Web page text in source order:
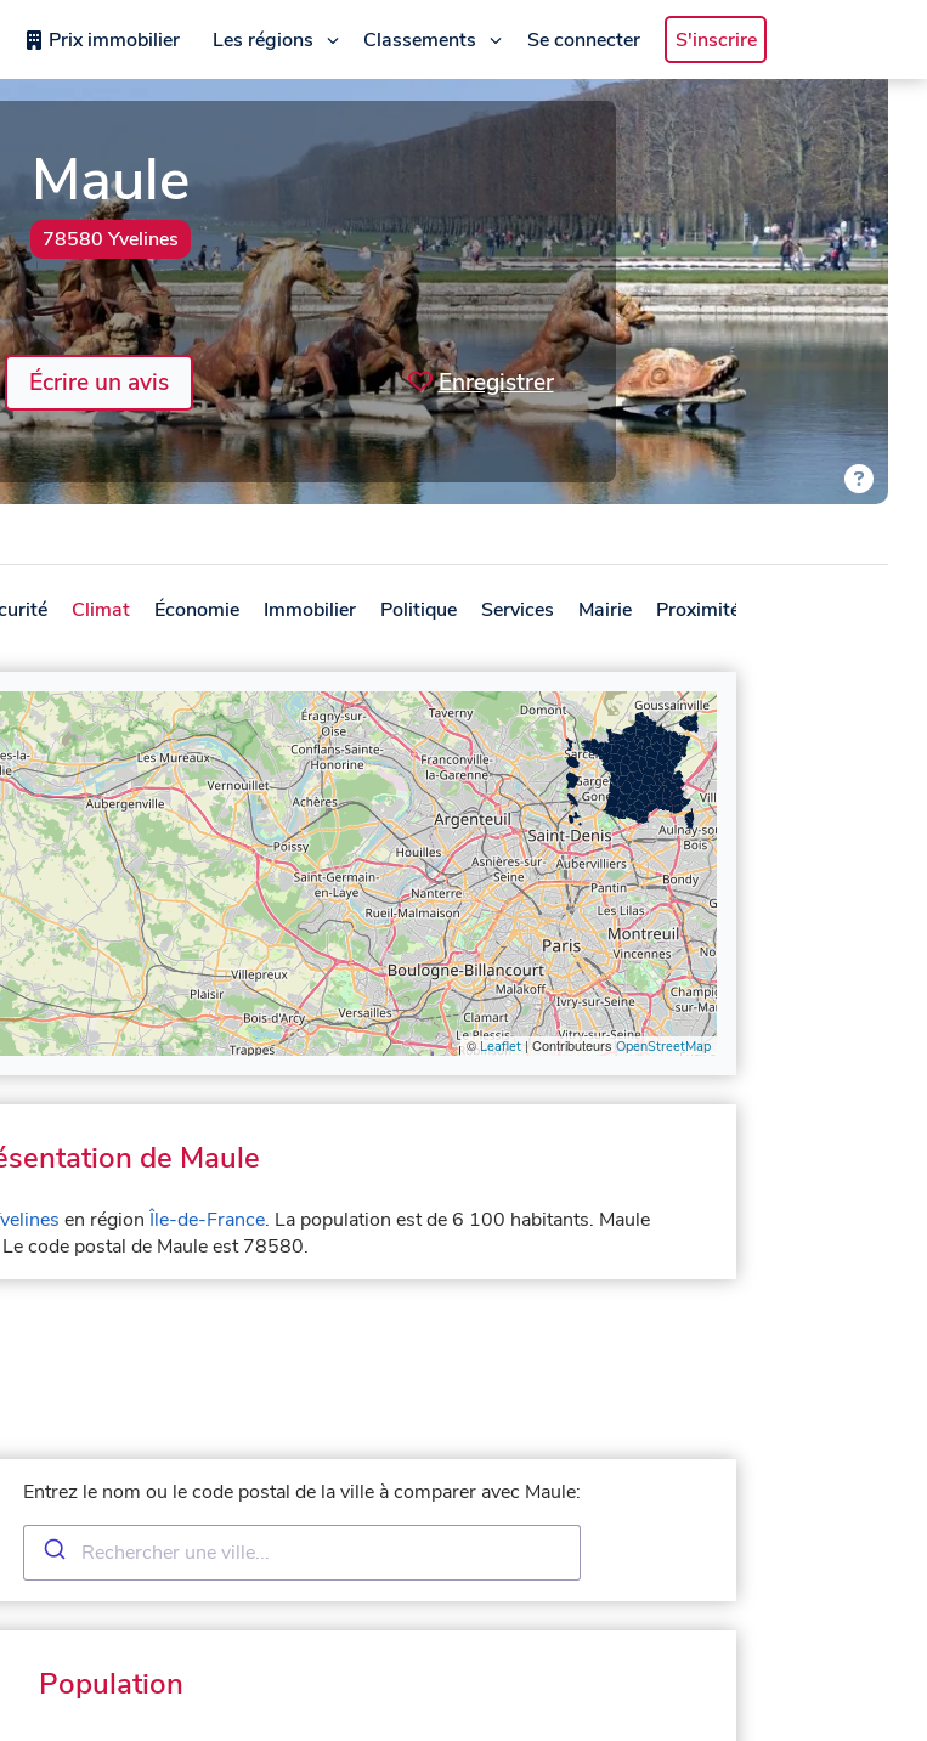
Prix immobilier Les régions Classements Se connecter S'inscrire
Maule
78580 Yvelines
Écrire un avis Enregistrer
Climat Économie Immobilier Politique Services Mairie Proximité
©Leaflet | ContributeursOpenStreetMap
de Maule
en région Île-de-France. La population est de 6 100 habitants. Maule
Le code postal de Maule est 78580.
Entrez le nom ou le code postal de la ville à comparer avec Maule:
Population